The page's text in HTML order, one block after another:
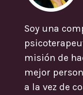
Soy una
misión de
mejor
a la vez de